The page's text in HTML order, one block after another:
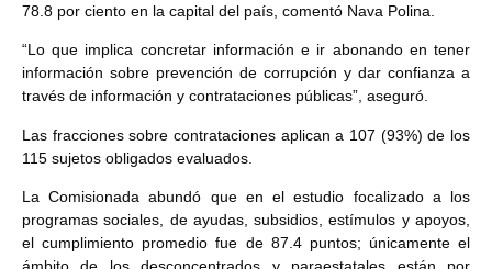
78.8 por ciento en la capital del país, comentó Nava Polina.
“Lo que implica concretar información e ir abonando en tener
información sobre prevención de corrupción y dar confianza a
través de información y contrataciones públicas”, aseguró.
Las fracciones sobre contrataciones aplican a 107 (93%) de los
115 sujetos obligados evaluados.
La Comisionada abundó que en el estudio focalizado a los
programas sociales, de ayudas, subsidios, estímulos y apoyos,
el cumplimiento promedio fue de 87.4 puntos; únicamente el